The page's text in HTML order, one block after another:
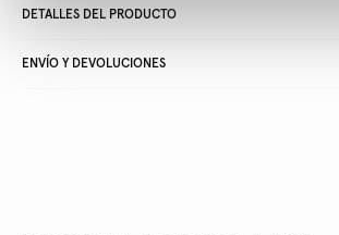
DETALLES DEL PRODUCTO
ENVÍO Y DEVOLUCIONES